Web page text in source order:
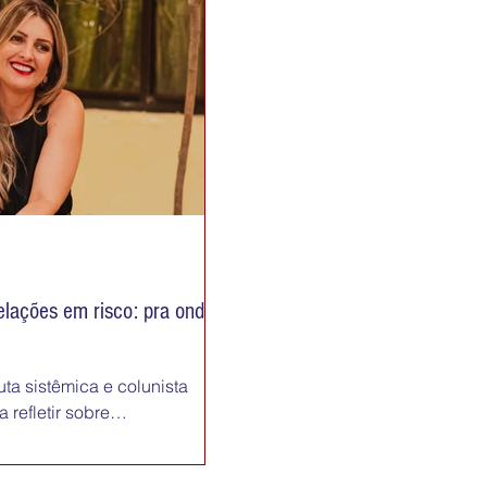
que o cérebro de um ser
depois dos 24? Então é
em risco: pra onde
sistêmica e colunista
refletir sobre
um tema que tem me